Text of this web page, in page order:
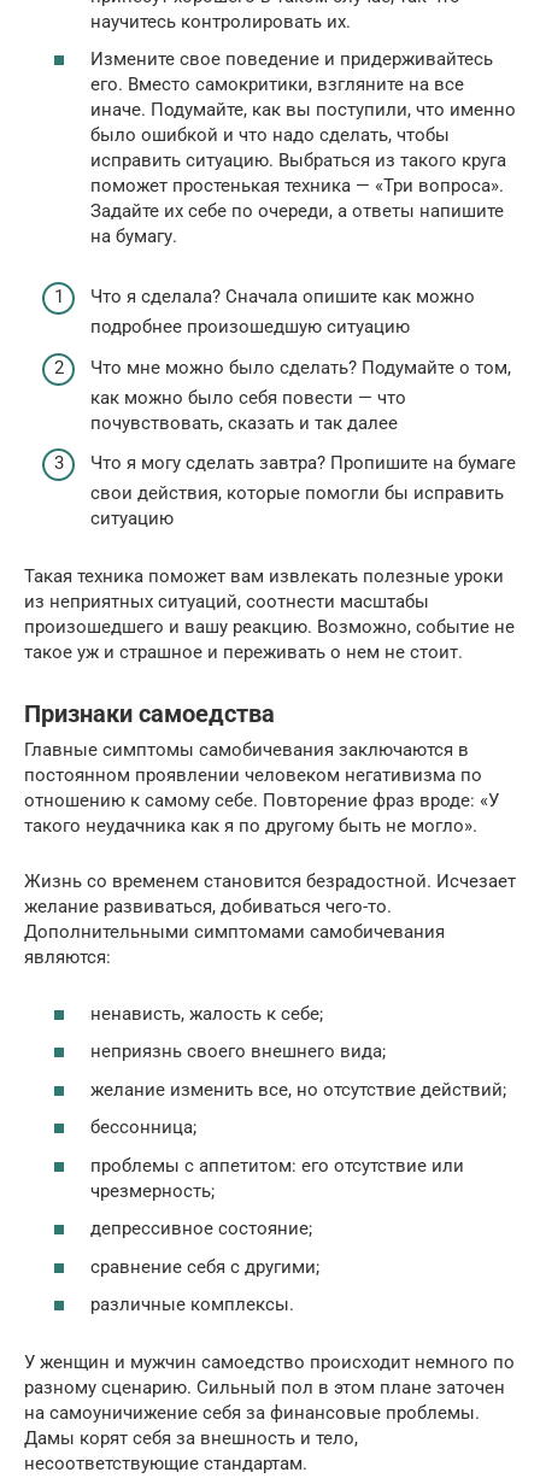
научитесь контролировать их.
Измените свое поведение и придерживайтесь
его. Вместо самокритики, взгляните на все
иначе. Подумайте, как вы поступили, что именно
было ошибкой и что надо сделать, чтобы
исправить ситуацию. Выбраться из такого круга
поможет простенькая техника — «Три вопроса».
Задайте их себе по очереди, а ответы напишите
на бумагу.
Что я сделала? Сначала опишите как можно
подробнее произошедшую ситуацию
Что мне можно было сделать? Подумайте о том,
как можно было себя повести — что
почувствовать, сказать и так далее
Что я могу сделать завтра? Пропишите на бумаге
свои действия, которые помогли бы исправить
ситуацию
Такая техника поможет вам извлекать полезные уроки
из неприятных ситуаций, соотнести масштабы
произошедшего и вашу реакцию. Возможно, событие не
такое уж и страшное и переживать о нем не стоит.
Признаки самоедства
Главные симптомы самобичевания заключаются в
постоянном проявлении человеком негативизма по
отношению к самому себе. Повторение фраз вроде: «У
такого неудачника как я по другому быть не могло».
Жизнь со временем становится безрадостной. Исчезает
желание развиваться, добиваться чего-то.
Дополнительными симптомами самобичевания
являются:
ненависть, жалость к себе;
неприязнь своего внешнего вида;
желание изменить все, но отсутствие действий;
бессонница;
проблемы с аппетитом: его отсутствие или
чрезмерность;
депрессивное состояние;
сравнение себя с другими;
различные комплексы.
У женщин и мужчин самоедство происходит немного по
разному сценарию. Сильный пол в этом плане заточен
на самоуничижение себя за финансовые проблемы.
Дамы корят себя за внешность и тело,
несоответствующие стандартам.